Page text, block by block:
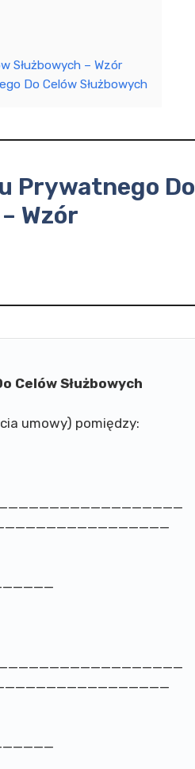
Służbowych – Wzór
Do Celów Służbowych
Prywatnego Do
Wzór
Celów Służbowych
umowy) pomiędzy: